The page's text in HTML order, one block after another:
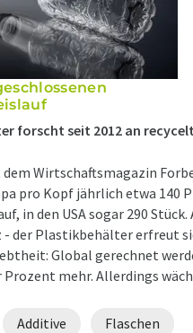
forscht seit 2012 an
dem Wirtschaftsmagazin
pro Kopf jährlich etwa 140
in den USA sogar 290
der Plastikbehälter erfreut
Global gerechnet
mehr. Allerdings
Additive Flaschen